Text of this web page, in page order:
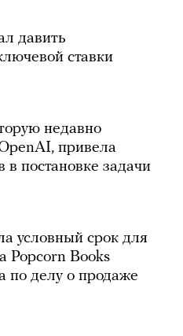
давить
ставки
недавно
привела
в постановке задачи
условный срок для
Popcorn Books
по делу о продаже